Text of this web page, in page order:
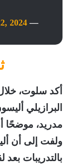
— Liverpool FC (@LFC)
2024
أكد سلوت،
البرازيلي
مدريد، موضحًا
ولفت إلى أن
بالتدريبات